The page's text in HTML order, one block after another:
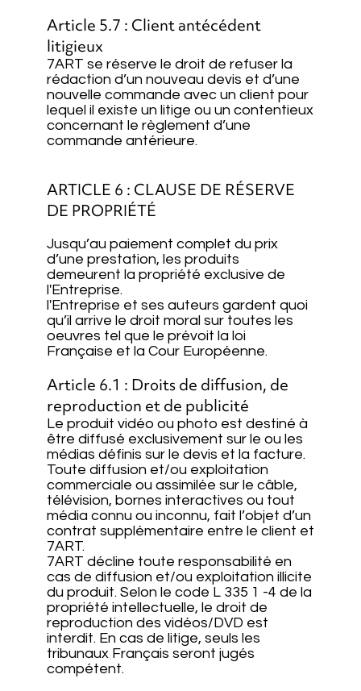
Article 5.7 : Client antécédent
litigieux
7ART se réserve le droit de refuser la
rédaction d’un nouveau devis et d’une
nouvelle commande avec un client pour
lequel il existe un litige ou un contentieux
concernant le règlement d’une
commande antérieure.
ARTICLE 6 : CLAUSE DE RÉSERVE
DE PROPRIÉTÉ
Jusqu’au paiement complet du prix
d’une prestation, les produits
demeurent la propriété exclusive de
l'Entreprise.
l'Entreprise et ses auteurs gardent quoi
qu’il arrive le droit moral sur toutes les
oeuvres tel que le prévoit la loi
Française et la Cour Européenne.
Article 6.1 : Droits de diffusion, de
reproduction et de publicité
Le produit vidéo ou photo est destiné à
être diffusé exclusivement sur le ou les
médias définis sur le devis et la facture.
Toute diffusion et/ou exploitation
commerciale ou assimilée sur le câble,
télévision, bornes interactives ou tout
média connu ou inconnu, fait l’objet d’un
contrat supplémentaire entre le client et
7ART.
7ART décline toute responsabilité en
cas de diffusion et/ou exploitation illicite
du produit. Selon le code L 335 1 -4 de la
propriété intellectuelle, le droit de
reproduction des vidéos/DVD est
interdit. En cas de litige, seuls les
tribunaux Français seront jugés
compétent.